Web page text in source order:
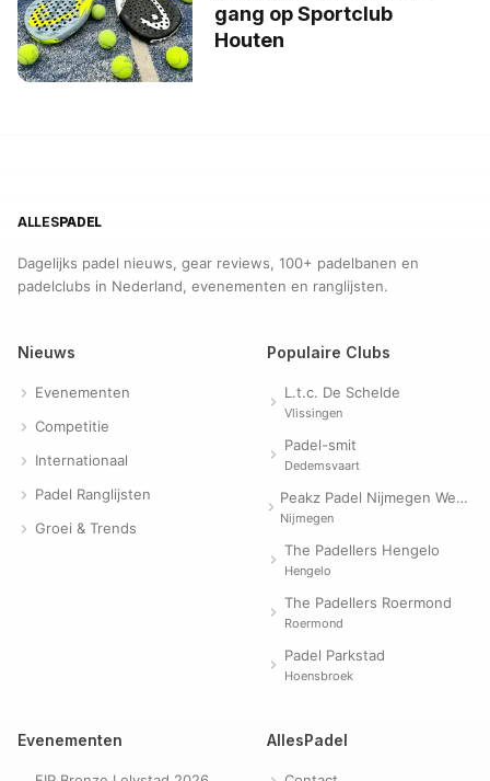
gang op Sportclub
Houten
ALLESPADEL
Dagelijks padel nieuws, gear reviews, 100+ padelbanen en
padelclubs in Nederland, evenementen en ranglijsten.
Nieuws
Evenementen
Competitie
Internationaal
Padel Ranglijsten
Groei & Trends
Populaire Clubs
L.t.c. De Schelde
Vlissingen
Padel-smit
Dedemsvaart
Peakz Padel Nijmegen Westerpark | Padelclub
Nijmegen
The Padellers Hengelo
Hengelo
The Padellers Roermond
Roermond
Padel Parkstad
Hoensbroek
Evenementen AllesPadel